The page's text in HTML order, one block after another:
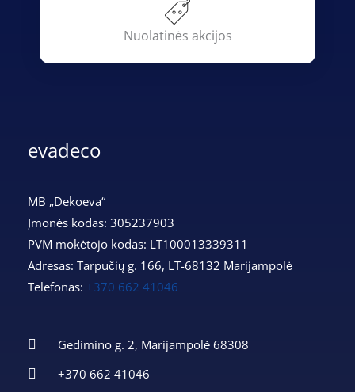
Nuolatinės akcijos
evadeco
MB „Dekoeva“
Įmonės kodas: 305237903
PVM mokėtojo kodas: LT100013339311
Adresas: Tarpučių g. 166, LT-68132 Marijampolė
Telefonas: +370 662 41046
Gedimino g. 2, Marijampolė 68308
+370 662 41046